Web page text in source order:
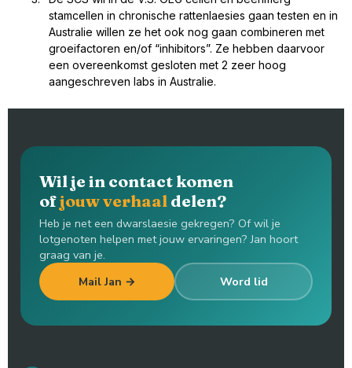
stamcellen in chronische rattenlaesies gaan testen en in
Australie willen ze het ook nog gaan combineren met
groeifactoren en/of “inhibitors”. Ze hebben daarvoor
een overeenkomst gesloten met 2 zeer hoog
aangeschreven labs in Australie.
Wil je in contact komen
ofjouw verhaal delen?
Heb je net een dwarslaesie gekregen? Of wil je
lotgenoten helpen met jouw ervaringen? Jan hoort
graag van je.
Mail Jan →
Word lid